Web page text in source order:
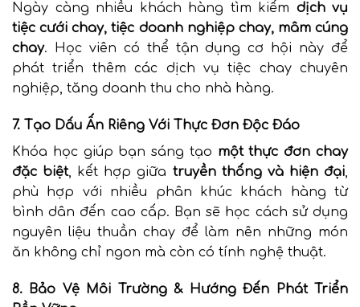
Ngày càng nhiều khách hàng tìm kiếm dịch vụ
tiệc cưới chay, tiệc doanh nghiệp chay, mâm cúng
chay. Học viên có thể tận dụng cơ hội này để
phát triển thêm các dịch vụ tiệc chay chuyên
nghiệp, tăng doanh thu cho nhà hàng.
7. Tạo Dấu Ấn Riêng Với Thực Đơn Độc Đáo
Khóa học giúp bạn sáng tạo một thực đơn chay
đặc biệt, kết hợp giữa truyền thống và hiện đại,
phù hợp với nhiều phân khúc khách hàng từ
bình dân đến cao cấp. Bạn sẽ học cách sử dụng
nguyên liệu thuần chay để làm nên những món
ăn không chỉ ngon mà còn có tính nghệ thuật.
8. Bảo Vệ Môi Trường & Hướng Đến Phát Triển